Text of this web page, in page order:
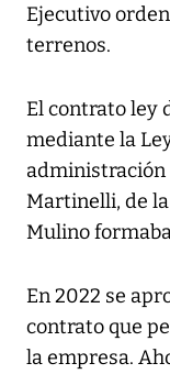
Ejecutivo
terrenos.
El contrato ley
mediante la
administración
Martinelli, de
Mulino
En 2022 se
contrato que
la empresa.